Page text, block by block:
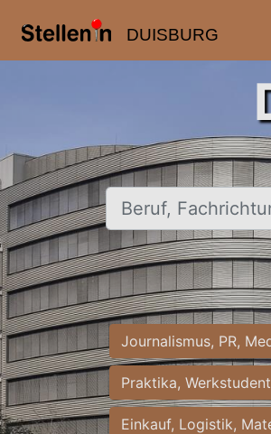
DUISBURG
Beruf, Fachrichtung,
Journalismus, PR,
Praktika,
Einkauf, Logistik,